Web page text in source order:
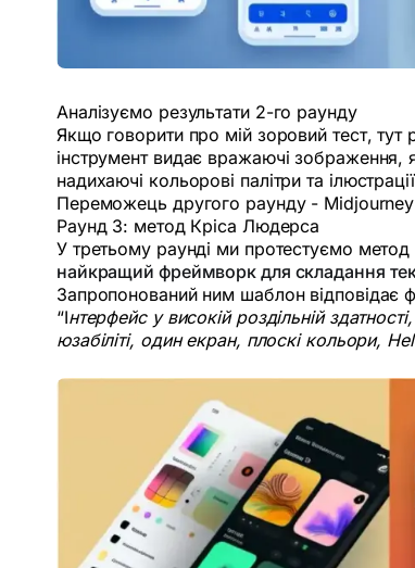
Аналізуємо результати 2-го раунду
Якщо говорити про мій зоровий тест,
інструмент видає вражаючі зображення,
надихаючі кольорові палітри та
Переможець другого раунду -
Раунд 3: метод Кріса Людерса
У третьому раунді ми протестуємо метод
найкращий фреймворк для складання
Запропонований ним шаблон відповідає
“Інтерфейс у високій роздільній
юзабіліті, один екран, плоскі кольори,